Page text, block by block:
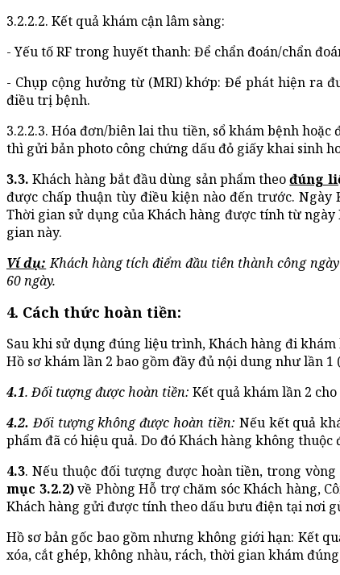
3.2.2.2. Kết quả khám cận lâm sàng:
- Yếu tố RF trong huyết thanh: Để chẩn đoán/chẩn
- Chụp cộng hưởng từ (MRI) khớp: Để phát hiện ra
điều trị bệnh.
3.2.2.3. Hóa đơn/biên lai thu tiền, sổ khám bệnh
thì gửi bản photo công chứng dấu đỏ giấy khai sinh
3.3. Khách hàng bắt đầu dùng sản phẩm theođúng
được chấp thuận tùy điều kiện nào đến trước. Ngày
Thời gian sử dụng của Khách hàng được tính từ
gian này.
Ví dụ: Khách hàng tích điểm đầu tiên thành công
60 ngày.
4. Cách thức hoàn tiền:
Sau khi sử dụng đúng liệu trình, Khách hàng đi
Hồ sơ khám lần 2 bao gồm đầy đủ nội dung như lần
4.1. Đối tượng được hoàn tiền: Kết quả khám lần 2
4.2. Đối tượng không được hoàn tiền: Nếu kết quả
phẩm đã có hiệu quả. Do đó Khách hàng không
4.3. Nếu thuộc đối tượng được hoàn tiền, trong
mục 3.2.2)về Phòng Hỗ trợ chăm sóc Khách hàng,
Khách hàng gửi được tính theo dấu bưu điện tại nơi
Hồ sơ bản gốc bao gồm nhưng không giới hạn: Kết
xóa, cắt ghép, không nhàu, rách, thời gian khám